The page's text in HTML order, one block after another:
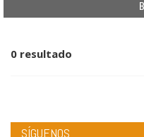
0 resultado
SÍGUENOS